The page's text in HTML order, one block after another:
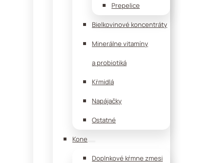
Prepelice
Bielkovinové koncentráty
Minerálne vitamíny
a probiotiká
Kŕmidlá
Napájačky
Ostatné
Kone
Doplnkové kŕmne zmesi